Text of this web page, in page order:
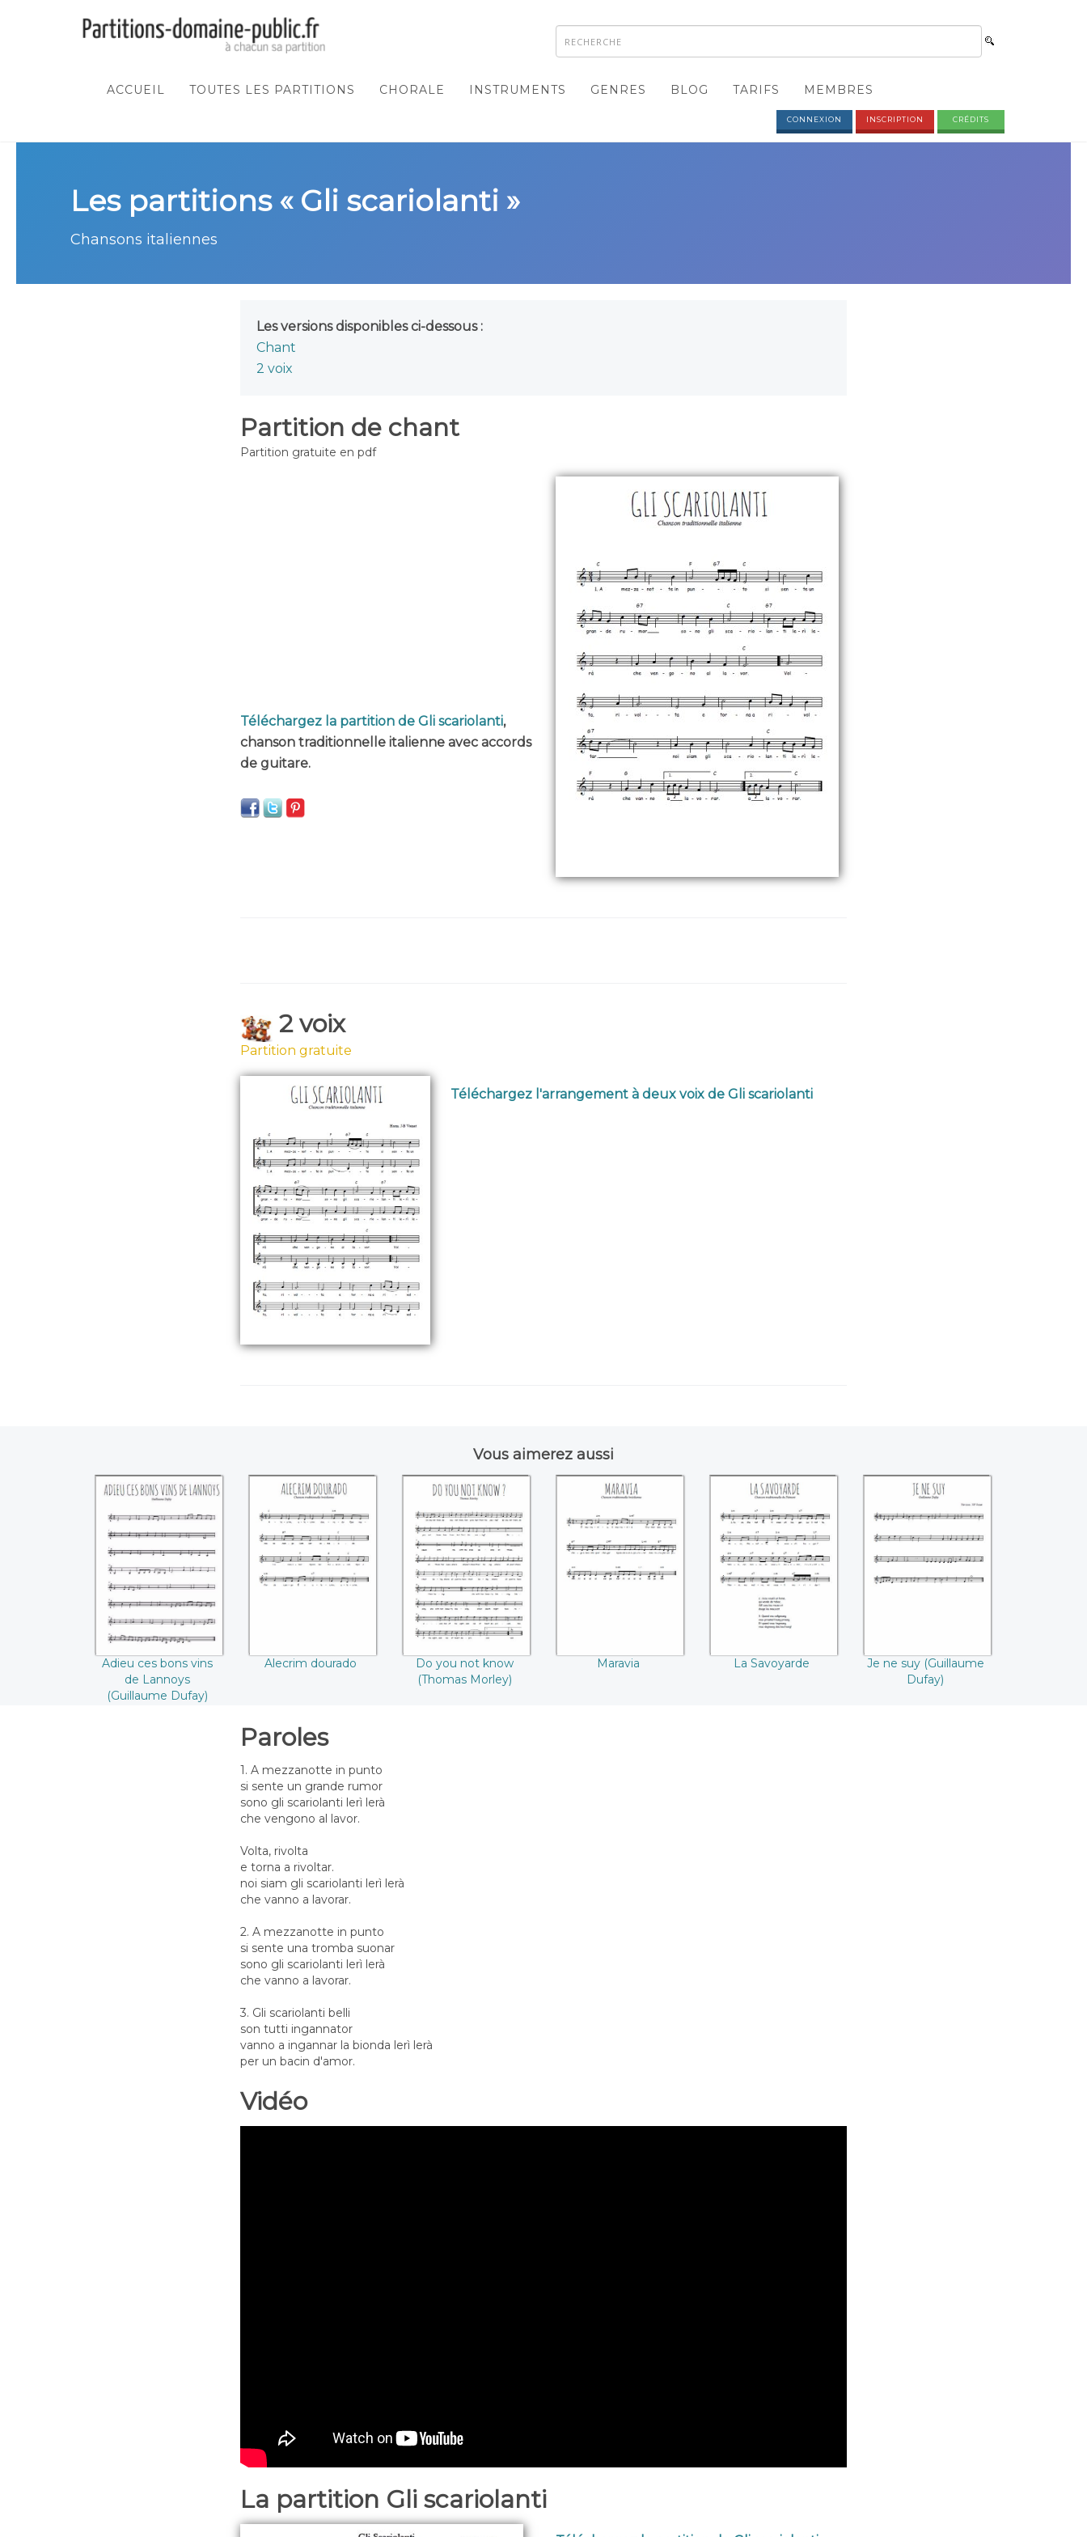
ACCUEIL TOUTES LES PARTITIONS CHORALE INSTRUMENTS GENRES BLOG TARIFS MEMBRES
CONNEXION INSCRIPTION CRÉDITS
Les partitions « Gli scariolanti »
Chansons italiennes
Les versions disponibles ci-dessous :
Chant
2 voix
Partition de chant
Partition gratuite en pdf
Téléchargez la partition de Gli scariolanti,
chanson traditionnelle italienne avec accords
de guitare.
2 voix
Partition gratuite
Téléchargez l'arrangement à deux voix de Gli scariolanti
Vous aimerez aussi
Adieu ces bons vins
de Lannoys
(Guillaume Dufay)
Adieu ces bons vins
de Lannoys
(Guillaume Dufay)
Alecrim dourado
Alecrim dourado
Do you not know
(Thomas Morley)
Do you not know
(Thomas Morley)
Maravia
La Savoyarde
La Savoyarde
Je ne suy
(Guillaume Dufay)
Je ne suy (Guillaume
Dufay)
Paroles
1. A mezzanotte in punto
si sente un grande rumor
sono gli scariolanti lerì lerà
che vengono al lavor.
Volta, rivolta
e torna a rivoltar.
noi siam gli scariolanti lerì lerà
che vanno a lavorar.
2. A mezzanotte in punto
si sente una tromba suonar
sono gli scariolanti lerì lerà
che vanno a lavorar.
3. Gli scariolanti belli
son tutti ingannator
vanno a ingannar la bionda lerì lerà
per un bacin d'amor.
Vidéo
La partition Gli scariolanti